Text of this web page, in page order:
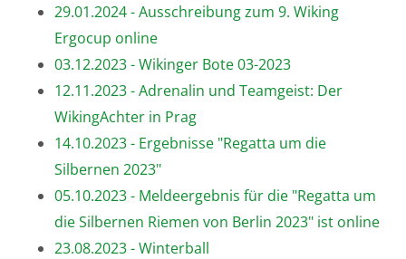
29.01.2024 - Ausschreibung zum 9. Wiking
Ergocup online
03.12.2023 - Wikinger Bote 03-2023
12.11.2023 - Adrenalin und Teamgeist: Der
WikingAchter in Prag
14.10.2023 - Ergebnisse "Regatta um die
Silbernen 2023"
05.10.2023 - Meldeergebnis für die "Regatta um
die Silbernen Riemen von Berlin 2023" ist online
23.08.2023 - Winterball